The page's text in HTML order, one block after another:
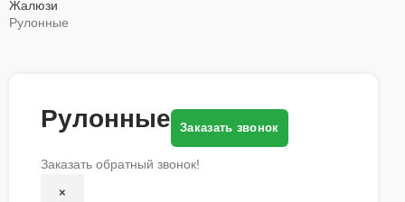
Жалюзи
Рулонные
Рулонные Заказать звонок
Заказать обратный звонок!
×